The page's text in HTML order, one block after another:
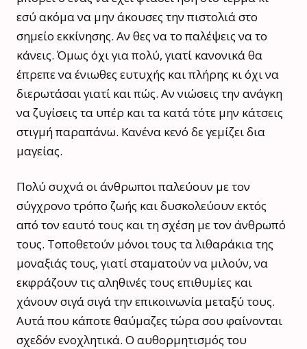
εσύ ακόμα να μην άκουσες την πιστολιά στο
σημείο εκκίνησης. Αν θες να το παλέψεις να το
κάνεις. Όμως όχι για πολύ, γιατί κανονικά θα
έπρεπε να ένιωθες ευτυχής και πλήρης κι όχι να
διερωτάσαι γιατί και πώς. Αν νιώσεις την ανάγκη
να ζυγίσεις τα υπέρ και τα κατά τότε μην κάτσεις
στιγμή παραπάνω. Κανένα κενό δε γεμίζει δια
μαγείας.
Πολύ συχνά οι άνθρωποι παλεύουν με τον
σύγχρονο τρόπο ζωής και δυσκολεύουν εκτός
από τον εαυτό τους και τη σχέση με τον άνθρωπό
τους. Τοποθετούν μόνοι τους τα λιθαράκια της
μοναξιάς τους, γιατί σταματούν να μιλούν, να
εκφράζουν τις αληθινές τους επιθυμίες και
χάνουν σιγά σιγά την επικοινωνία μεταξύ τους.
Αυτά που κάποτε θαύμαζες τώρα σου φαίνονται
σχεδόν ενοχλητικά. Ο αυθορμητισμός του